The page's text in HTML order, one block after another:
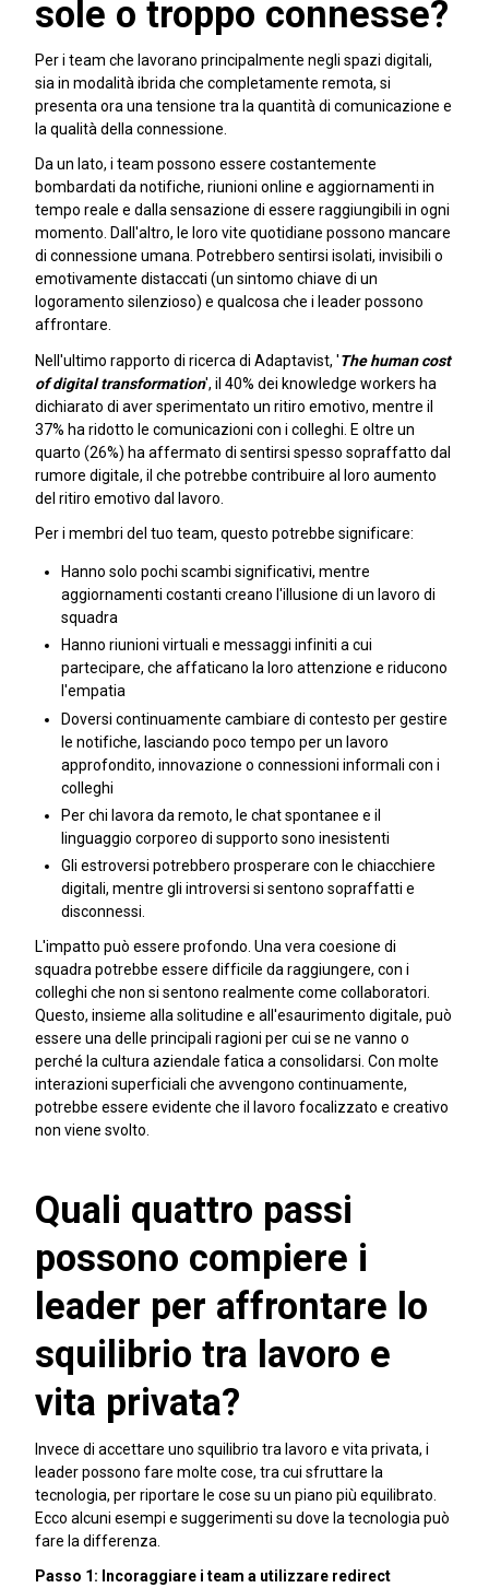
sole o troppo connesse?
Per i team che lavorano principalmente negli spazi digitali,
sia in modalità ibrida che completamente remota, si
presenta ora una tensione tra la quantità di comunicazione e
la qualità della connessione.
Da un lato, i team possono essere costantemente
bombardati da notifiche, riunioni online e aggiornamenti in
tempo reale e dalla sensazione di essere raggiungibili in ogni
momento. Dall'altro, le loro vite quotidiane possono mancare
di connessione umana. Potrebbero sentirsi isolati, invisibili o
emotivamente distaccati (un sintomo chiave di un
logoramento silenzioso) e qualcosa che i leader possono
affrontare.
Nell'ultimo rapporto di ricerca di Adaptavist, 'The human cost
of digital transformation', il 40% dei knowledge workers ha
dichiarato di aver sperimentato un ritiro emotivo, mentre il
37% ha ridotto le comunicazioni con i colleghi. E oltre un
quarto (26%) ha affermato di sentirsi spesso sopraffatto dal
rumore digitale, il che potrebbe contribuire al loro aumento
del ritiro emotivo dal lavoro.
Per i membri del tuo team, questo potrebbe significare:
Hanno solo pochi scambi significativi, mentre
aggiornamenti costanti creano l'illusione di un lavoro di
squadra
Hanno riunioni virtuali e messaggi infiniti a cui
partecipare, che affaticano la loro attenzione e riducono
l'empatia
Doversi continuamente cambiare di contesto per gestire
le notifiche, lasciando poco tempo per un lavoro
approfondito, innovazione o connessioni informali con i
colleghi
Per chi lavora da remoto, le chat spontanee e il
linguaggio corporeo di supporto sono inesistenti
Gli estroversi potrebbero prosperare con le chiacchiere
digitali, mentre gli introversi si sentono sopraffatti e
disconnessi.
L'impatto può essere profondo. Una vera coesione di
squadra potrebbe essere difficile da raggiungere, con i
colleghi che non si sentono realmente come collaboratori.
Questo, insieme alla solitudine e all'esaurimento digitale, può
essere una delle principali ragioni per cui se ne vanno o
perché la cultura aziendale fatica a consolidarsi. Con molte
interazioni superficiali che avvengono continuamente,
potrebbe essere evidente che il lavoro focalizzato e creativo
non viene svolto.
Quali quattro passi
possono compiere i
leader per affrontare lo
squilibrio tra lavoro e
vita privata?
Invece di accettare uno squilibrio tra lavoro e vita privata, i
leader possono fare molte cose, tra cui sfruttare la
tecnologia, per riportare le cose su un piano più equilibrato.
Ecco alcuni esempi e suggerimenti su dove la tecnologia può
fare la differenza.
Passo 1: Incoraggiare i team a utilizzare redirect